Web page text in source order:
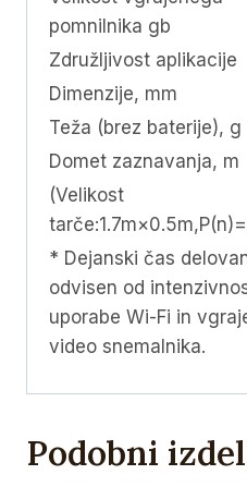
pomnilnika gb
Združljivost aplikacije
Dimenzije, mm
Teža (brez baterije), g
Domet zaznavanja, m
(Velikost
* Dejanski čas
odvisen od
uporabe Wi-Fi in
video snemalnika.
Podobni